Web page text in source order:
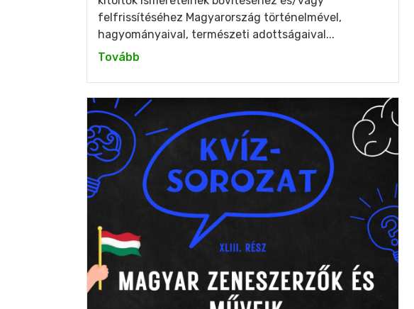
felfrissítéséhez Magyarország történelmével,
hagyományaival, természeti adottságaival...
Tovább